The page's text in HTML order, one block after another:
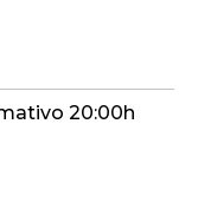
20:00h